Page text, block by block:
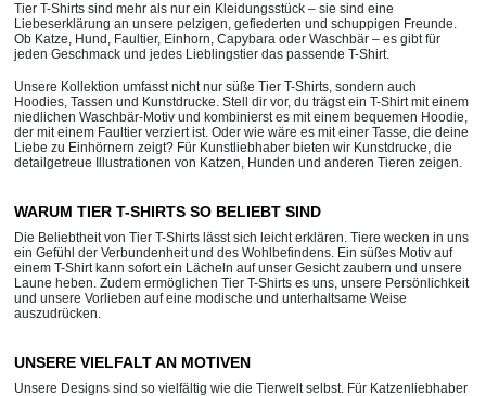
Tier T-Shirts sind mehr als nur ein Kleidungsstück – sie sind eine
Liebeserklärung an unsere pelzigen, gefiederten und schuppigen Freunde.
Ob Katze, Hund, Faultier, Einhorn, Capybara oder Waschbär – es gibt für
jeden Geschmack und jedes Lieblingstier das passende T-Shirt.
Unsere Kollektion umfasst nicht nur süße Tier T-Shirts, sondern auch
Hoodies, Tassen und Kunstdrucke. Stell dir vor, du trägst ein T-Shirt mit einem
niedlichen Waschbär-Motiv und kombinierst es mit einem bequemen Hoodie,
der mit einem Faultier verziert ist. Oder wie wäre es mit einer Tasse, die deine
Liebe zu Einhörnern zeigt? Für Kunstliebhaber bieten wir Kunstdrucke, die
detailgetreue Illustrationen von Katzen, Hunden und anderen Tieren zeigen.
WARUM TIER T-SHIRTS SO BELIEBT SIND
Die Beliebtheit von Tier T-Shirts lässt sich leicht erklären. Tiere wecken in uns
ein Gefühl der Verbundenheit und des Wohlbefindens. Ein süßes Motiv auf
einem T-Shirt kann sofort ein Lächeln auf unser Gesicht zaubern und unsere
Laune heben. Zudem ermöglichen Tier T-Shirts es uns, unsere Persönlichkeit
und unsere Vorlieben auf eine modische und unterhaltsame Weise
auszudrücken.
UNSERE VIELFALT AN MOTIVEN
Unsere Designs sind so vielfältig wie die Tierwelt selbst. Für Katzenliebhaber